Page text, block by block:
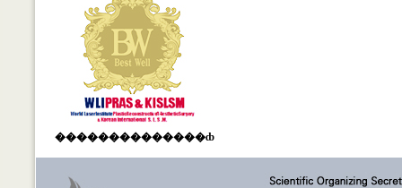
��������������ȸ